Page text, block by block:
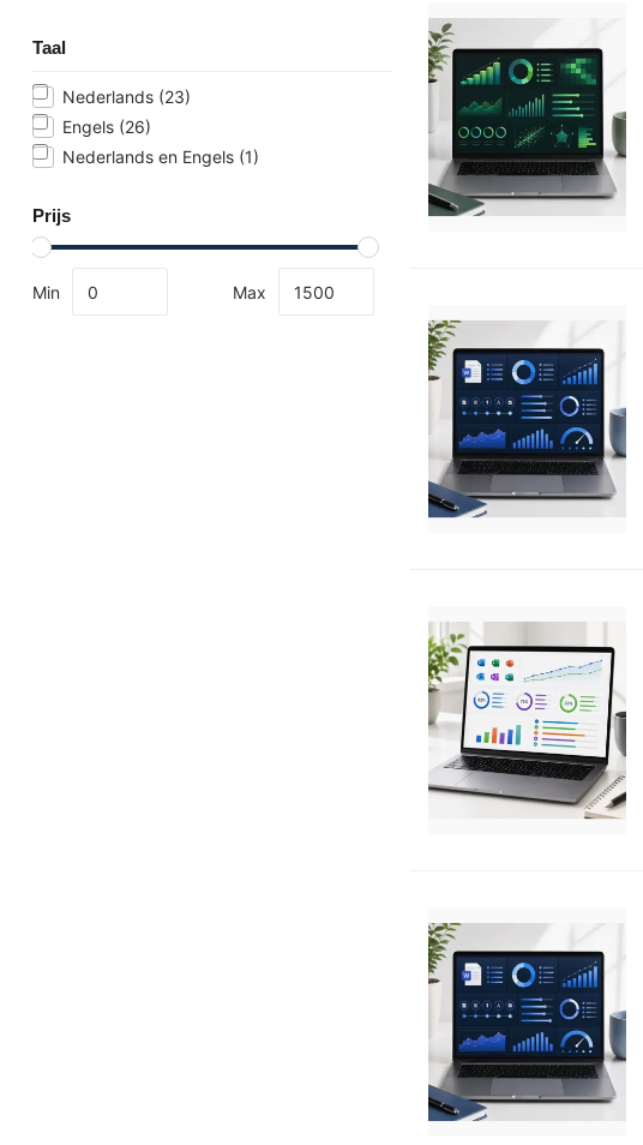
Taal
Nederlands (23)
Engels (26)
Nederlands en Engels (1)
Prijs
Min Max